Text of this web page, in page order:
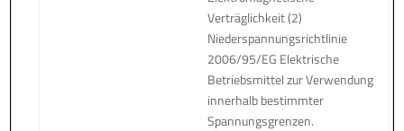
Verträglichkeit (2)
Niederspannungsrichtlinie
2006/95/EG Elektrische
Betriebsmittel zur Verwendung
innerhalb bestimmter
Spannungsgrenzen.